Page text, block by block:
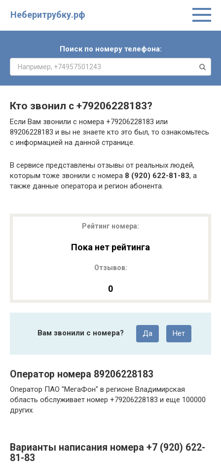
Неберитрубку.рф
Поиск по номеру телефона:
Кто звонил с +79206228183?
Если Вам звонили с номера +79206228183 или
89206228183 и вы не знаете кто это был, то ознакомьтесь
с информацией на данной странице.
В сервисе представлены отзывы от реальных людей,
которым тоже звонили с номера 8 (920) 622-81-83, а
также данные оператора и регион абонента.
Рейтинг номера:
Пока нет рейтинга
Отзывов:
0
Вам звонили с номера? Да Нет
Оператор номера 89206228183
Оператор ПАО "МегаФон" в регионе Владимирская
область обслуживает номер +79206228183 и еще 100000
других.
Варианты написания номера +7 (920) 622-
81-83